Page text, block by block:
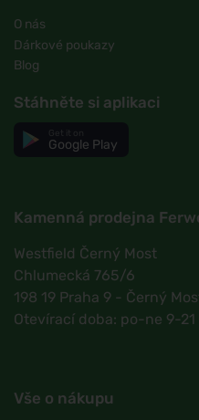
O nás
Dárkové poukazy
Blog
Stáhněte si aplikaci
Google Play
Kamenná prodejna
Westfield Černý Most
Chlumecká 765/6
198 19 Praha 9 - Černý
Otevírací doba: po-ne 9-21
Vše o nákupu